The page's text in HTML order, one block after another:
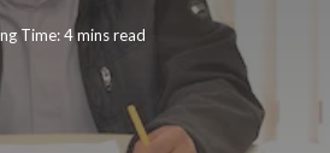
Time: 4 mins read